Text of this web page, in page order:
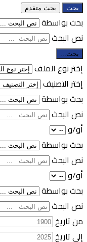
بحث بحث متقدم
بحث بواسطة
نص البحث
بحث...
إختر نوع الملف
إختر التصنيف
بحث بواسطة
نص البحث
أو/و
بحث بواسطة
نص البحث
أو/و
بحث بواسطة
نص البحث
من تاريخ
إلى تاريخ